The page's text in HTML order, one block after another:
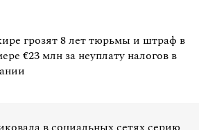
грозят 8 лет тюрьмы и штраф в
€23 млн за неуплату налогов в